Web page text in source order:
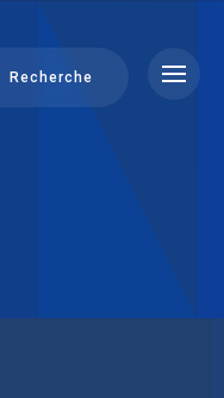
Recherche